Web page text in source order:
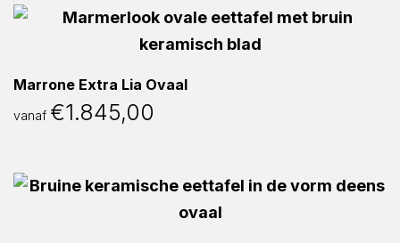
Marrone Extra Lia Ovaal
vanaf €1.845,00